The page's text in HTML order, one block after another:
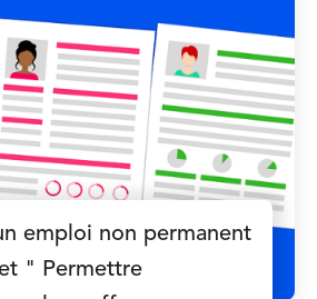
emploi non permanent
" Permettre